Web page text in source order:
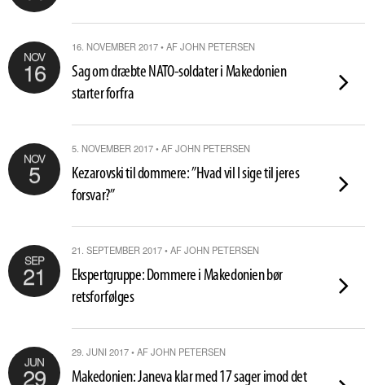
NOV
16
16. NOVEMBER 2017 • AF JOHN PETERSEN
Sag om dræbte NATO-soldater i Makedonien
starter forfra
NOV
5
5. NOVEMBER 2017 • AF JOHN PETERSEN
Kezarovski til dommere: ”Hvad vil I sige til jeres
forsvar?”
SEP
21
21. SEPTEMBER 2017 • AF JOHN PETERSEN
Ekspertgruppe: Dommere i Makedonien bør
retsforfølges
JUN
29
29. JUNI 2017 • AF JOHN PETERSEN
Makedonien: Janeva klar med 17 sager imod det